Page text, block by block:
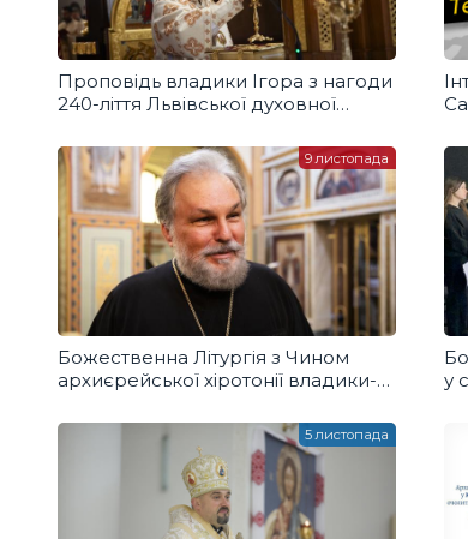
Проповідь владики Ігора з нагоди
240-ліття Львівської духовної
Божественна Літургія з Чином
архиєрейської хіротонії владики-
9 листопада
у
5 листопада